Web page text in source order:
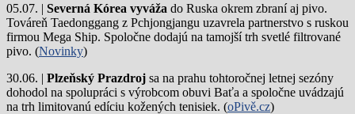
05.07. | Severná Kórea vyváža do Ruska okrem zbraní aj pivo.
Továreň Taedonggang z Pchjongjangu uzavrela partnerstvo s ruskou
firmou Mega Ship. Spoločne dodajú na tamojší trh svetlé filtrované
pivo. (Novinky)
30.06. | Plzeňský Prazdroj sa na prahu tohtoročnej letnej sezóny
dohodol na spolupráci s výrobcom obuvi Baťa a spoločne uvádzajú
na trh limitovanú edíciu kožených tenisiek. (oPivě.cz)